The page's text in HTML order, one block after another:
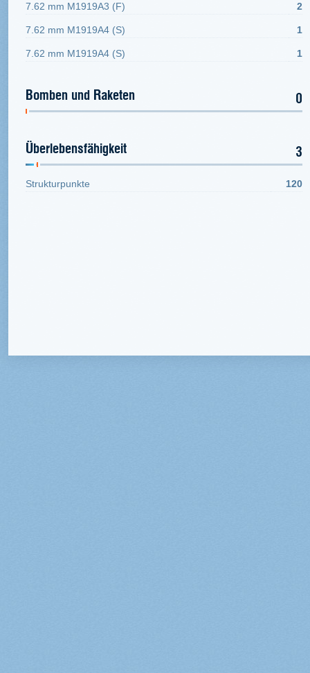
7.62 mm M1919A3 (F) 2
7.62 mm M1919A4 (S) 1
7.62 mm M1919A4 (S) 1
Bomben und Raketen 0
Überlebensfähigkeit 3
Strukturpunkte 120